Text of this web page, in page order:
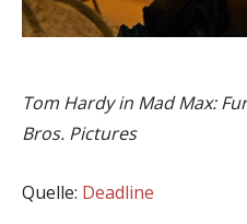
Tom Hardy in Mad Max:
Bros. Pictures
Quelle: Deadline